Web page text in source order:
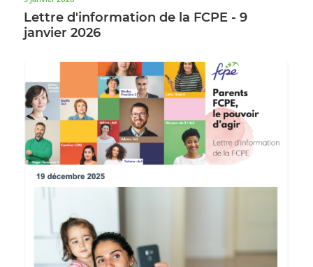
Lettre d'information de la FCPE - 9
janvier 2026